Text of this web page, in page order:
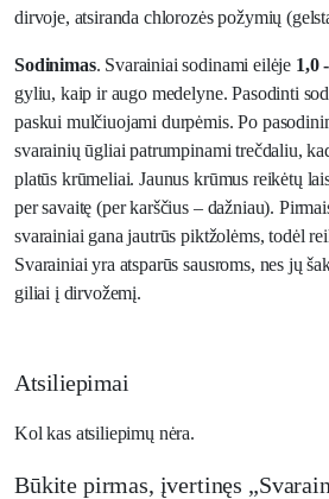
dirvoje, atsiranda chlorozės požymių
Sodinimas. Svarainiai sodinami eilėje 1,0
gyliu, kaip ir augo medelyne. Pasodinti
paskui mulčiuojami durpėmis. Po
svarainių ūgliai patrumpinami trečdaliu,
platūs krūmeliai. Jaunus krūmus reikėtų
per savaitę (per karščius – dažniau).
svarainiai gana jautrūs piktžolėms, todėl
Svarainiai yra atsparūs sausroms, nes jų
giliai į dirvožemį.
Atsiliepimai
Kol kas atsiliepimų nėra.
Būkite pirmas, įvertinęs